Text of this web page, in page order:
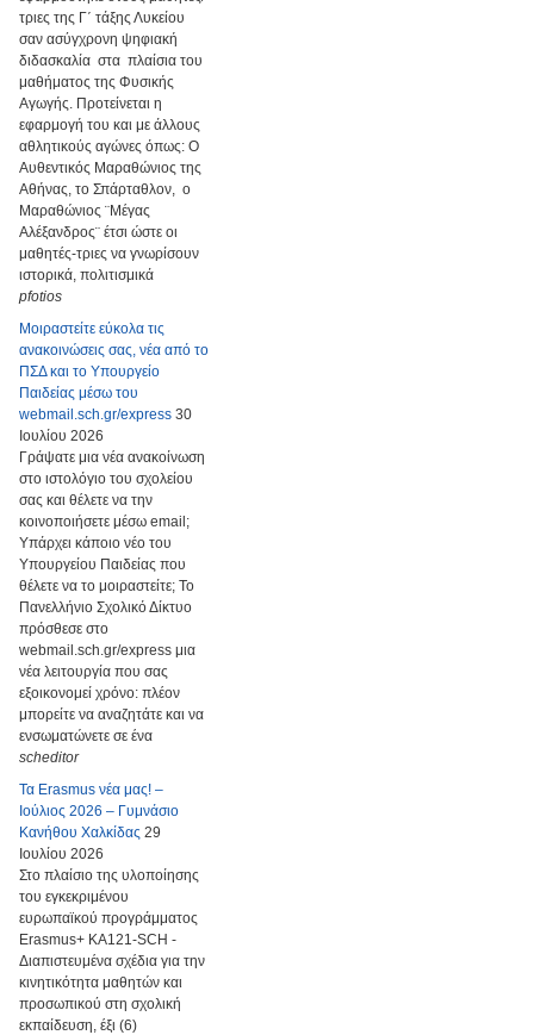
τριες της Γ΄ τάξης Λυκείου
σαν ασύγχρονη ψηφιακή
διδασκαλία στα πλαίσια του
μαθήματος της Φυσικής
Αγωγής. Προτείνεται η
εφαρμογή του και με άλλους
αθλητικούς αγώνες όπως: Ο
Αυθεντικός Μαραθώνιος της
Αθήνας, το Σπάρταθλον, ο
Μαραθώνιος ¨Μέγας
Αλέξανδρος¨ έτσι ώστε οι
μαθητές-τριες να γνωρίσουν
ιστορικά, πολιτισμικά
pfotios
Μοιραστείτε εύκολα τις
ανακοινώσεις σας, νέα από το
ΠΣΔ και το Υπουργείο
Παιδείας μέσω του
webmail.sch.gr/express 30
Ιουλίου 2026
Γράψατε μια νέα ανακοίνωση
στο ιστολόγιο του σχολείου
σας και θέλετε να την
κοινοποιήσετε μέσω email;
Υπάρχει κάποιο νέο του
Υπουργείου Παιδείας που
θέλετε να το μοιραστείτε; Το
Πανελλήνιο Σχολικό Δίκτυο
πρόσθεσε στο
webmail.sch.gr/express μια
νέα λειτουργία που σας
εξοικονομεί χρόνο: πλέον
μπορείτε να αναζητάτε και να
ενσωματώνετε σε ένα
scheditor
Τα Erasmus νέα μας! –
Ιούλιος 2026 – Γυμνάσιο
Κανήθου Χαλκίδας 29
Ιουλίου 2026
Στο πλαίσιο της υλοποίησης
του εγκεκριμένου
ευρωπαϊκού προγράμματος
Erasmus+ KA121-SCH -
Διαπιστευμένα σχέδια για την
κινητικότητα μαθητών και
προσωπικού στη σχολική
εκπαίδευση, έξι (6)